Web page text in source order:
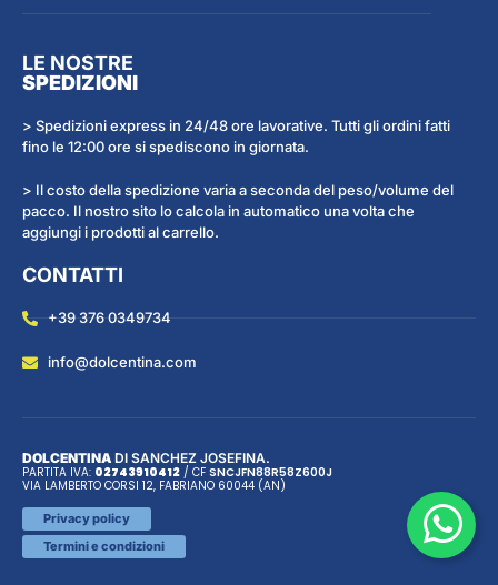
LE NOSTRE
SPEDIZIONI
> Spedizioni express in 24/48 ore lavorative. Tutti gli ordini fatti
fino le 12:00 ore si spediscono in giornata.
> Il costo della spedizione varia a seconda del peso/volume del
pacco. Il nostro sito lo calcola in automatico una volta che
aggiungi i prodotti al carrello.
CONTATTI
+39 376 0349734
info@dolcentina.com
DOLCENTINA DI SANCHEZ JOSEFINA.
PARTITA IVA: 02743910412 / CF SNCJFN88R58Z600J
VIA LAMBERTO CORSI 12, FABRIANO 60044 (AN)
Privacy policy
Termini e condizioni